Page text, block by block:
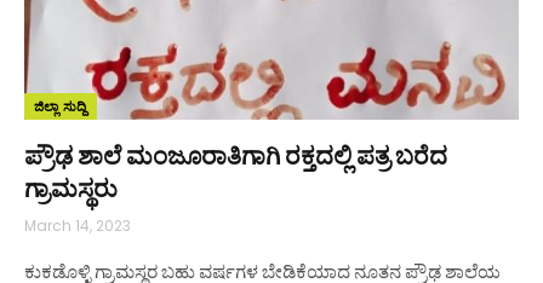
ಜಿಲ್ಲಾ ಸುದ್ದಿ
ಪ್ರೌಢ ಶಾಲೆ ಮಂಜೂರಾತಿಗಾಗಿ ರಕ್ತದಲ್ಲಿ ಪತ್ರ ಬರೆದ
ಗ್ರಾಮಸ್ಥರು
March 14, 2023
ಕುಕಡೊಳ್ಳಿ ಗ್ರಾಮಸ್ಥರ ಬಹು ವರ್ಷಗಳ ಬೇಡಿಕೆಯಾದ ನೂತನ ಪ್ರೌಢ ಶಾಲೆಯ